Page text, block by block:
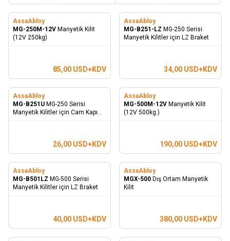
AssaAbloy
MG-250M-12V Manyetik Kilit
(12V 250kg)
85,00 USD+KDV
AssaAbloy
MG-B251-LZ MG-250 Serisi
Manyetik Kilitler için LZ Braket
34,00 USD+KDV
AssaAbloy
MG-B251U MG-250 Serisi
Manyetik Kilitler için Cam Kapı
26,00 USD+KDV
AssaAbloy
MG-500M-12V Manyetik Kilit
(12V 500kg.)
190,00 USD+KDV
AssaAbloy
MG-B501LZ MG-500 Serisi
Manyetik Kilitler için LZ Braket
40,00 USD+KDV
AssaAbloy
MGX-500 Dış Ortam Manyetik
Kilit
380,00 USD+KDV